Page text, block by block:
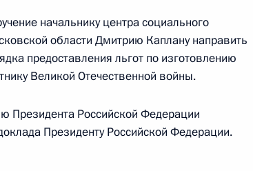
личного приёма в режиме видео-
области, проведённого по поручению
начальнику центра социального
области Дмитрию Каплану направить
предоставления льгот по изготовлению
Великой Отечественной войны.
Президента Российской Федерации
Президенту Российской Федерации.